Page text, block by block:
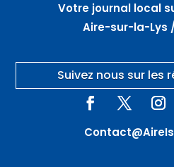
Votre journal local
Aire-sur-la-Lys
Suivez nous sur les